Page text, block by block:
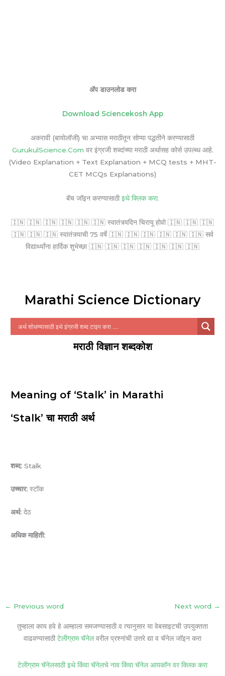
ॲप डाउनलोड करा
Download Sciencekosh App
अकरावी (बायोलॉजी) चा अभ्यास मराठीतून सोप्या पद्धतीने करण्यासाठी
GurukulScience.Com वर इंग्रजी शब्दांच्या मराठी अर्थासह कोर्स उपल्ब्ध आहे.
(Video Explanation + Text Explanation + MCQ tests + MHT-
CET MCQs Explanations)
बॅच जॉइन करण्यासाठी इथे क्लिक करा.
🇮🇳 🇮🇳 🇮🇳 🇮🇳 🇮🇳 🇮🇳 स्वातंत्र्यदिन चिरायू होवो 🇮🇳 🇮🇳 🇮🇳
🇮🇳 🇮🇳 🇮🇳 स्वातंत्र्याची 75 वर्षे 🇮🇳 🇮🇳 🇮🇳 🇮🇳 🇮🇳 🇮🇳 सर्व
विद्यार्थ्यांना हार्दिक शुभेच्छा 🇮🇳 🇮🇳 🇮🇳 🇮🇳 🇮🇳 🇮🇳 🇮🇳
Marathi Science Dictionary
मराठी विज्ञान शब्दकोश
Meaning of ‘Stalk’ in Marathi
‘Stalk’ चा मराठी अर्थ
शब्द: Stalk
उच्चार: स्टॉक
अर्थ: देठ
अधिक माहिती:
← Previous word Next word →
तुम्हाला काय हवे हे आम्हाला समजण्यासाठी व त्यानुसार या वेबसाइटची उपयुक्तता
वाढवण्यासाठी टेलीग्राम चॅनेलवरील प्रश्नांची उत्तरे द्या व चॅनेल जॉइन करा
टेलीग्राम चॅनेलसाठी इथे किंवा चॅनेलचे नाव किंवा चॅनेल आयकॉन वर क्लिक करा